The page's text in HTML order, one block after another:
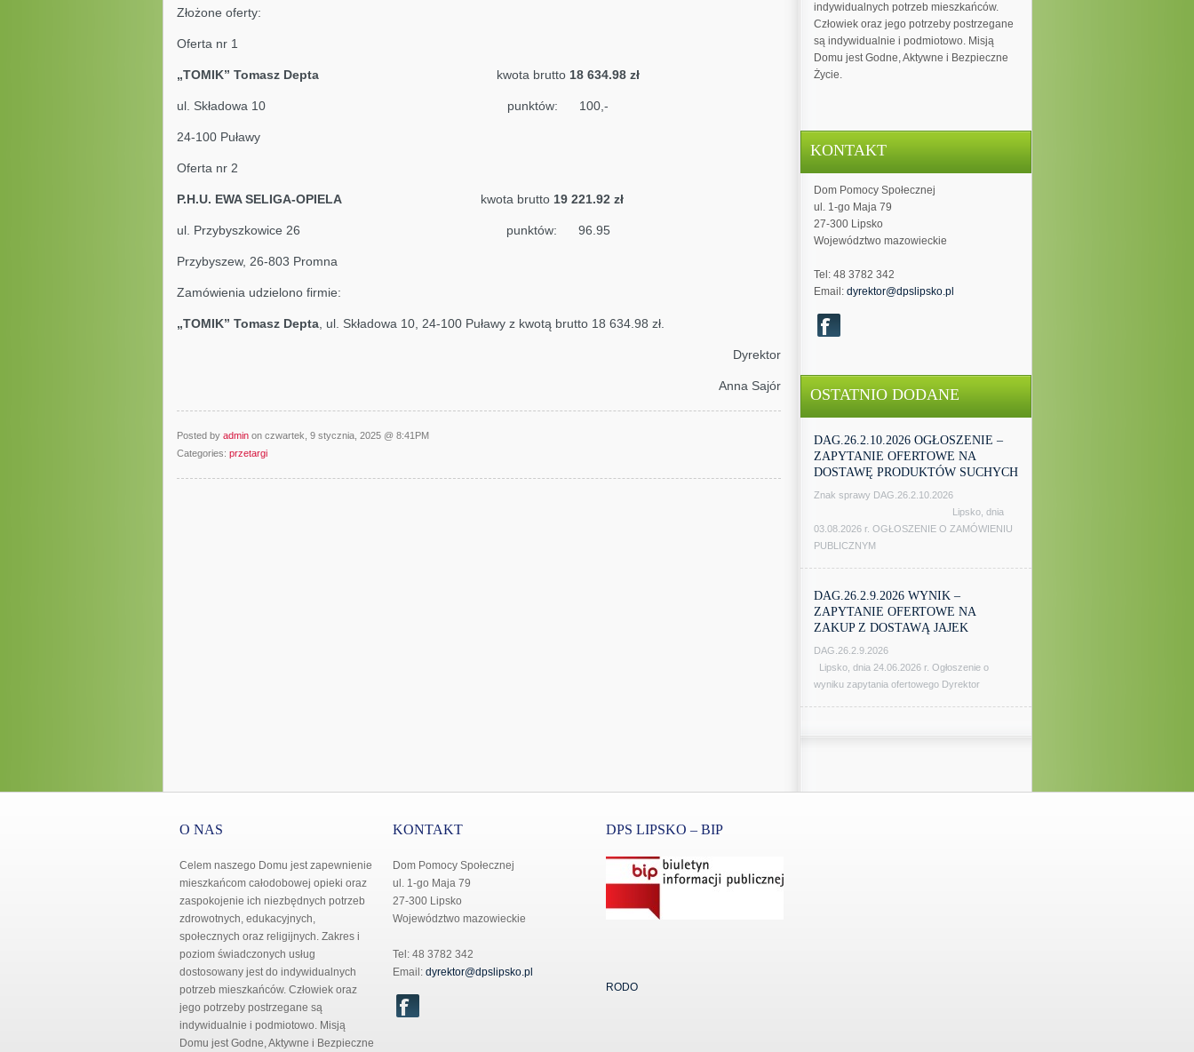
indywidualnych potrzeb mieszkańców.
Człowiek oraz jego potrzeby postrzegane
są indywidualnie i podmiotowo. Misją
Domu jest Godne, Aktywne i Bezpieczne
Życie.
KONTAKT
Dom Pomocy Społecznej
ul. 1-go Maja 79
27-300 Lipsko
Województwo mazowieckie
Tel: 48 3782 342
Email: dyrektor@dpslipsko.pl
OSTATNIO DODANE
DAG.26.2.10.2026 OGŁOSZENIE –
ZAPYTANIE OFERTOWE NA
DOSTAWĘ PRODUKTÓW SUCHYCH
Znak sprawy DAG.26.2.10.2026
Lipsko, dnia
03.08.2026 r. OGŁOSZENIE O ZAMÓWIENIU
PUBLICZNYM
DAG.26.2.9.2026 WYNIK –
ZAPYTANIE OFERTOWE NA
ZAKUP Z DOSTAWĄ JAJEK
DAG.26.2.9.2026
Lipsko, dnia 24.06.2026 r. Ogłoszenie o
wyniku zapytania ofertowego Dyrektor
Złożone oferty:
Oferta nr 1
„TOMIK” Tomasz Depta kwota brutto 18 634.98 zł
ul. Składowa 10 punktów: 100,-
24-100 Puławy
Oferta nr 2
P.H.U. EWA SELIGA-OPIELA kwota brutto 19 221.92 zł
ul. Przybyszkowice 26 punktów: 96.95
Przybyszew, 26-803 Promna
Zamówienia udzielono firmie:
„TOMIK” Tomasz Depta, ul. Składowa 10, 24-100 Puławy z kwotą brutto 18 634.98 zł.
Dyrektor
Anna Sajór
Posted by adminon czwartek, 9 stycznia, 2025 @ 8:41PM
Categories: przetargi
O NAS
Celem naszego Domu jest zapewnienie
mieszkańcom całodobowej opieki oraz
zaspokojenie ich niezbędnych potrzeb
zdrowotnych, edukacyjnych,
społecznych oraz religijnych. Zakres i
poziom świadczonych usług
dostosowany jest do indywidualnych
potrzeb mieszkańców. Człowiek oraz
jego potrzeby postrzegane są
indywidualnie i podmiotowo. Misją
Domu jest Godne, Aktywne i Bezpieczne
KONTAKT
Dom Pomocy Społecznej
ul. 1-go Maja 79
27-300 Lipsko
Województwo mazowieckie
Tel: 48 3782 342
Email: dyrektor@dpslipsko.pl
DPS LIPSKO – BIP
RODO